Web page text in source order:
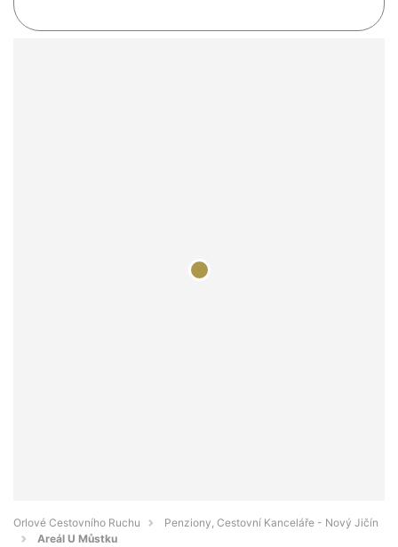
Orlové Cestovního Ruchu
Penziony, Cestovní Kanceláře - Nový Jičín
Areál U Můstku